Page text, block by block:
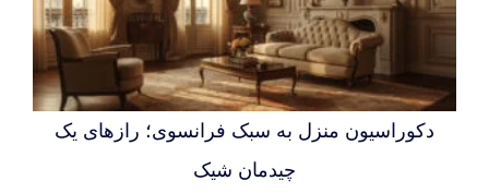
دکوراسیون منزل به سبک فرانسوی؛ رازهای یک
چیدمان شیک